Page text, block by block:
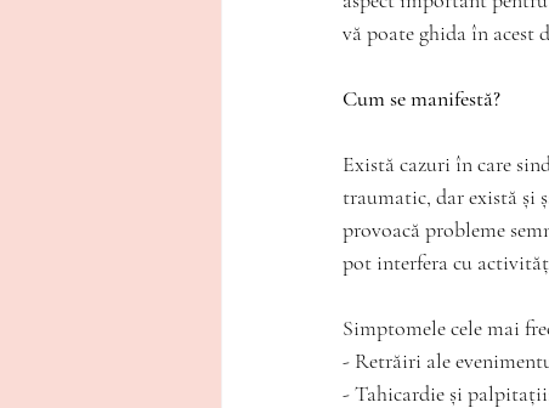
vă poate ghida în acest
Cum se manifestă?
Există cazuri în care
traumatic, dar există și
provoacă probleme
pot interfera cu
Simptomele cele mai
- Retrăiri ale
- Tahicardie și